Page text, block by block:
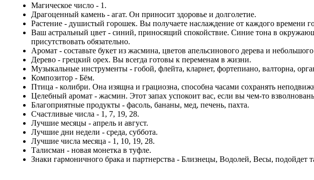
Магическое число - 1.
Драгоценный камень - агат. Он приносит здоровье и долголетие.
Растение - душистый горошек. Вы получаете наслаждение от каждого времени
Ваш астральный цвет - синий, приносящий спокойствие. Синие тона в
присутствовать обязательно.
Аромат - составьте букет из жасмина, цветов апельсинового дерева и
Дерево - грецкий орех. Вы всегда готовы к переменам в жизни.
Музыкальные инструменты - гобой, флейта, кларнет, фортепиано, валторна,
Композитор - Бём.
Птица - колибри. Она изящна и грациозна, способна часами сохранять
Целебный аромат - жасмин. Этот запах успокоит вас, если вы чем-то
Благоприятные продукты - фасоль, бананы, мед, печень, пахта.
Счастливые числа - 1, 7, 19, 28.
Лучшие месяцы - апрель и август.
Лучшие дни недели - среда, суббота.
Лучшие числа месяца - 1, 10, 19, 28.
Талисман - новая монетка в туфле.
Знаки гармоничного брака и партнерства - Близнецы, Водолей, Весы,